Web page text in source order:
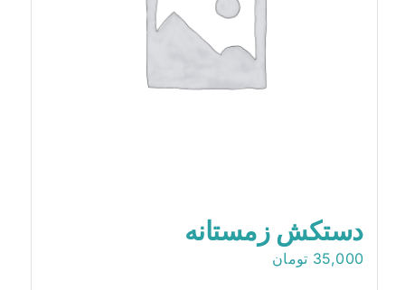
دستکش زمستانه
35,000 تومان